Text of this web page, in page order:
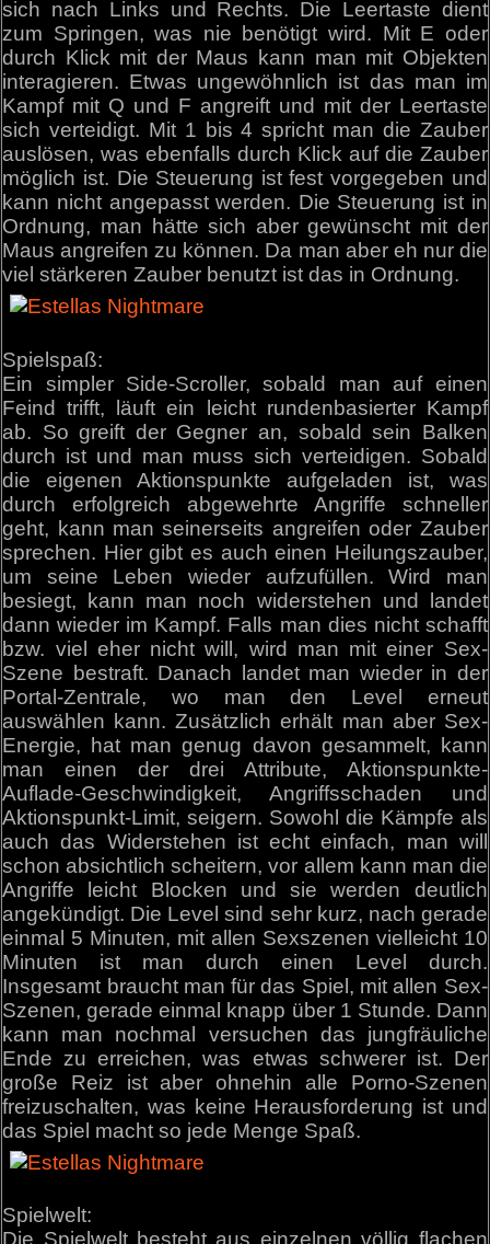
sich nach Links und Rechts. Die Leertaste dient
zum Springen, was nie benötigt wird. Mit E oder
durch Klick mit der Maus kann man mit Objekten
interagieren. Etwas ungewöhnlich ist das man im
Kampf mit Q und F angreift und mit der Leertaste
sich verteidigt. Mit 1 bis 4 spricht man die Zauber
auslösen, was ebenfalls durch Klick auf die Zauber
möglich ist. Die Steuerung ist fest vorgegeben und
kann nicht angepasst werden. Die Steuerung ist in
Ordnung, man hätte sich aber gewünscht mit der
Maus angreifen zu können. Da man aber eh nur die
viel stärkeren Zauber benutzt ist das in Ordnung.
Spielspaß:
Ein simpler Side-Scroller, sobald man auf einen
Feind trifft, läuft ein leicht rundenbasierter Kampf
ab. So greift der Gegner an, sobald sein Balken
durch ist und man muss sich verteidigen. Sobald
die eigenen Aktionspunkte aufgeladen ist, was
durch erfolgreich abgewehrte Angriffe schneller
geht, kann man seinerseits angreifen oder Zauber
sprechen. Hier gibt es auch einen Heilungszauber,
um seine Leben wieder aufzufüllen. Wird man
besiegt, kann man noch widerstehen und landet
dann wieder im Kampf. Falls man dies nicht schafft
bzw. viel eher nicht will, wird man mit einer Sex-
Szene bestraft. Danach landet man wieder in der
Portal-Zentrale, wo man den Level erneut
auswählen kann. Zusätzlich erhält man aber Sex-
Energie, hat man genug davon gesammelt, kann
man einen der drei Attribute, Aktionspunkte-
Auflade-Geschwindigkeit, Angriffsschaden und
Aktionspunkt-Limit, seigern. Sowohl die Kämpfe als
auch das Widerstehen ist echt einfach, man will
schon absichtlich scheitern, vor allem kann man die
Angriffe leicht Blocken und sie werden deutlich
angekündigt. Die Level sind sehr kurz, nach gerade
einmal 5 Minuten, mit allen Sexszenen vielleicht 10
Minuten ist man durch einen Level durch.
Insgesamt braucht man für das Spiel, mit allen Sex-
Szenen, gerade einmal knapp über 1 Stunde. Dann
kann man nochmal versuchen das jungfräuliche
Ende zu erreichen, was etwas schwerer ist. Der
große Reiz ist aber ohnehin alle Porno-Szenen
freizuschalten, was keine Herausforderung ist und
das Spiel macht so jede Menge Spaß.
Spielwelt:
Die Spielwelt besteht aus einzelnen völlig flachen